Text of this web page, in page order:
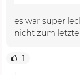
es war super
nicht zum
1